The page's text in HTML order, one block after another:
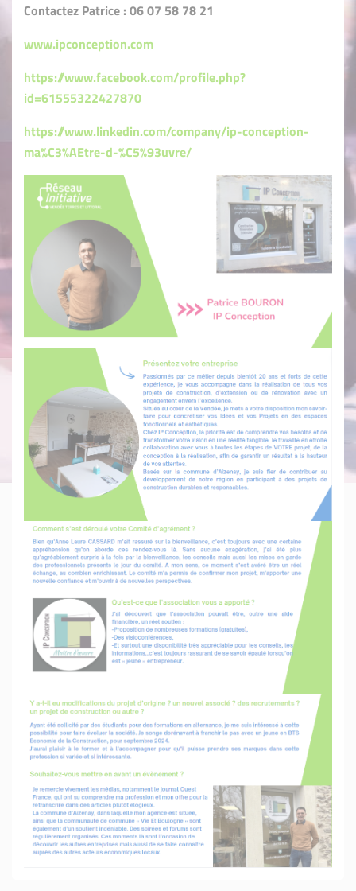
Contactez Patrice : 06 07 58 78 21
www.ipconception.com
https://www.facebook.com/profile.php?
id=61555322427870
https://www.linkedin.com/company/ip-conception-
ma%C3%AEtre-d-%C5%93uvre/